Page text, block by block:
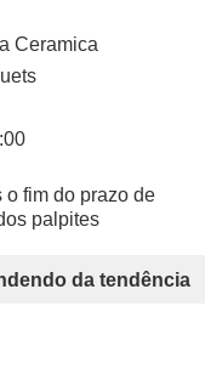
Ceramica
fim do prazo de
palpites
da tendência